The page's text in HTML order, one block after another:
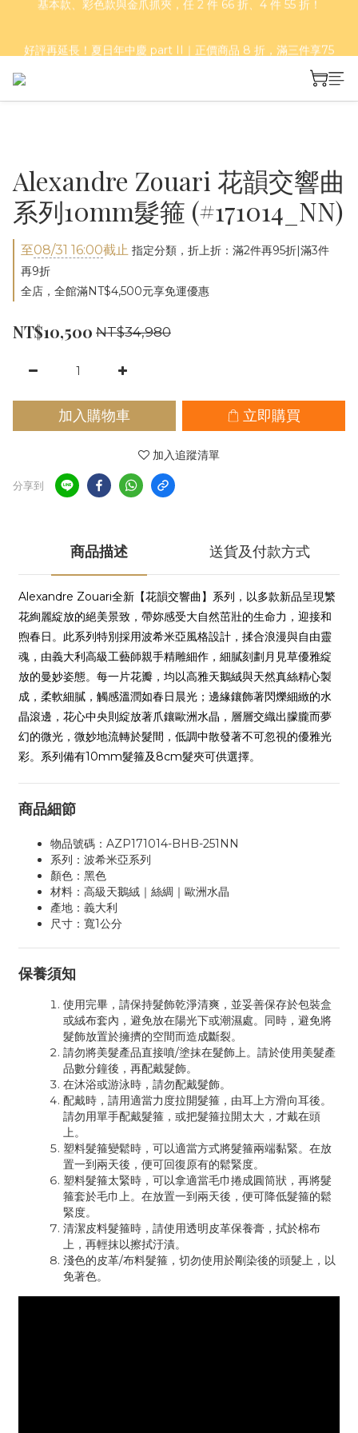
折，滿五件享7折！
Alexandre Zouari 花韻交響曲
系列10mm髮箍 (#171014_NN)
至08/31 16:00截止 指定分類，折上折：滿2件再95折|滿3件
再9折
全店，全館滿NT$4,500元享免運優惠
NT$10,500 NT$34,980
加入購物車 立即購買
加入追蹤清單
分享到
商品描述 送貨及付款方式
Alexandre Zouari全新【花韻交響曲】系列，以多款新品呈現繁
花絢麗綻放的絕美景致，帶妳感受大自然茁壯的生命力，迎接和
煦春日。此系列特別採用波希米亞風格設計 ，揉合浪漫與自由靈
魂，由義大利高級工藝師親手精雕細作，細膩刻劃月見草優雅綻
放的曼妙姿態。每一片花瓣，均以高雅天鵝絨與天然真絲精心製
成，柔軟細膩，觸感溫潤如春日晨光；邊緣鑲飾著閃爍細緻的水
晶滾邊，花心中央則綻放著爪鑲歐洲水晶 ，層層交織出朦朧而夢
幻的微光，微妙地流轉於髮間，低調中散發著不可忽視的優雅光
彩。系列備有10mm髮箍及8cm髮夾可供選擇。
商品細節
物品號碼：AZP171014-BHB-251NN
系列：波希米亞系列
顏色：黑色
材料：高級天鵝絨｜絲綢｜歐洲水晶
產地：義大利
尺寸：寬1公分
保養須知
使用完畢，請保持髮飾乾淨清爽，並妥善保存於包裝盒
或絨布套內，避免放在陽光下或潮濕處。同時，避免將
髮飾放置於擁擠的空間而造成斷裂。
請勿將美髮產品直接噴/塗抹在髮飾上。請於使用美髮產
品數分鐘後，再配戴髮飾。
在沐浴或游泳時，請勿配戴髮飾。
配戴時，請用適當力度拉開髮箍，由耳上方滑向耳後。
請勿用單手配戴髮箍，或把髮箍拉開太大，才戴在頭
上。
塑料髮箍變鬆時，可以適當方式將髮箍兩端黏緊。在放
置一到兩天後，便可回復原有的鬆緊度。
塑料髮箍太緊時，可以拿適當毛巾捲成圓筒狀，再將髮
箍套於毛巾上。在放置一到兩天後，便可降低髮箍的鬆
緊度。
清潔皮料髮箍時，請使用透明皮革保養膏，拭於棉布
上，再輕抹以擦拭汙漬。
淺色的皮革/布料髮箍，切勿使用於剛染後的頭髮上，以
免著色。